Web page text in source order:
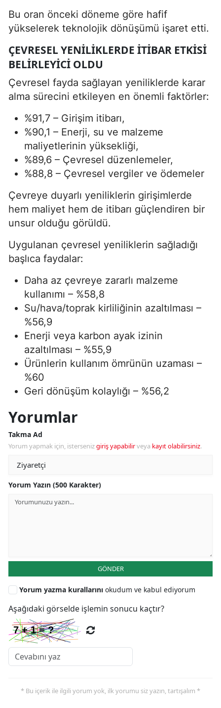
Bu oran önceki döneme göre hafif
yükselerek teknolojik dönüşümü işaret etti.
ÇEVRESEL YENILIKLERDE İTIBAR ETKISI
BELIRLEYICI OLDU
Çevresel fayda sağlayan yeniliklerde karar
alma sürecini etkileyen en önemli faktörler:
%91,7 – Girişim itibarı,
%90,1 – Enerji, su ve malzeme
maliyetlerinin yüksekliği,
%89,6 – Çevresel düzenlemeler,
%88,8 – Çevresel vergiler ve ödemeler
Çevreye duyarlı yeniliklerin girişimlerde
hem maliyet hem de itibarı güçlendiren bir
unsur olduğu görüldü.
Uygulanan çevresel yeniliklerin sağladığı
başlıca faydalar:
Daha az çevreye zararlı malzeme
kullanımı – %58,8
Su/hava/toprak kirliliğinin azaltılması –
%56,9
Enerji veya karbon ayak izinin
azaltılması – %55,9
Ürünlerin kullanım ömrünün uzaması –
%60
Geri dönüşüm kolaylığı – %56,2
Yorumlar
Takma Ad
Yorum yapmak için, istersenizgiriş yapabilirveya kayıt olabilirsiniz.
Yorum Yazın (500 Karakter)
GÖNDER
Yorum yazma kurallarını okudum ve kabul ediyorum
Aşağıdaki görselde işlemin sonucu kaçtır?
* Bu içerik ile ilgili yorum yok, ilk yorumu siz yazın, tartışalım *